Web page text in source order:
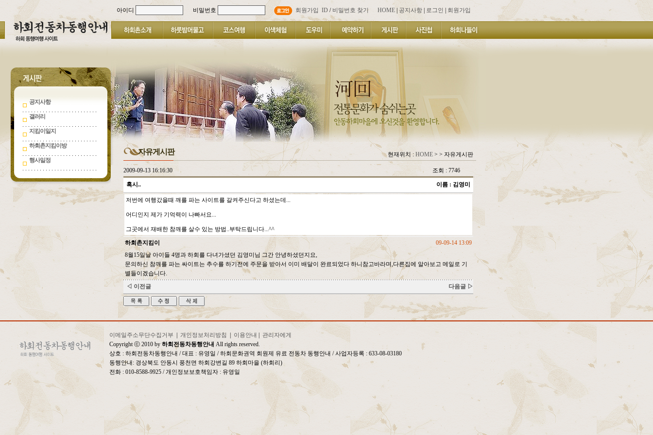
공지사항
갤러리
지킴이일지
하회촌지킴이방
행사일정
아이디 비밀번호 회원가입 ID / 비밀번호 찾기 HOME 공지사항 로그인 회원가입
자유게시판 현재위치 :HOME > > 자유게시판
2009-09-13 16:16:30 조회 : 7746
혹시.. 이름 : 김영미
저번에 여행갔을때 깨를 파는 사이트를 갈켜주신다고 하셨는데...
어디인지 제가 기억력이 나빠서요...
그곳에서 재배한 참깨를 살수 있는 방법..부탁드립니다...^^
하회촌지킴이
09-09-14 13:09
8월15일날 아이들 4명과 하회를 다녀가셨던 김영미님 그간 안녕하셨던지요,
문의하신 참깨를 파는 싸이트는 추수를 하기전에 주문을 받아서 이미 배달이 완료되었다 하니참고바라며,다른집에 알아보고 메일로 기
별들이겠습니다.
◁ 이전글
다음글 ▷
이메일주소무단수집거부 개인정보처리방침 | 이용안내
관리자에게
Copyright ⓒ 2010 by 하회전동차동행안내 All rights reserved.
상호 : 하회전동차동행안내 / 대표 : 유영일 / 하회문화권역 회원제 유료 전동차 동행안내 / 사업자등록 : 633-08-03180
동행안내: 경상북도 안동시 풍천면 하회강변길 89 하회마을 (하회리)
전화 : 010-8588-9925 / 개인정보보호책임자 : 유영일